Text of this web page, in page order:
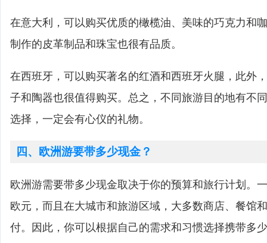
在意大利，可以购买优质的橄榄油、美味的巧克力和
制作的皮革制品和珠宝也很有品质。
在西班牙，可以购买著名的红酒和西班牙火腿，此外
子和陶器也很值得购买。总之，不同旅游目的地有不
选择，一定会有心仪的礼物。
四、欧洲游要带多少现金？
欧洲游需要带多少现金取决于你的预算和旅行计划。
欧元，而且在大城市和旅游区域，大多数商店、餐馆
付。因此，你可以根据自己的需求和习惯选择携带多